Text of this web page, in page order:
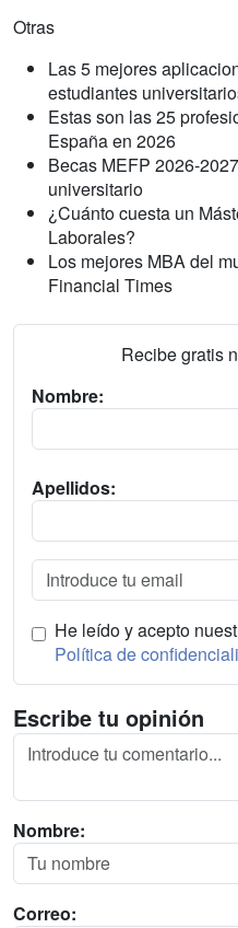
Otras
Las 5 mejores
estudiantes
Estas son las 25
España en 2026
Becas MEFP 2026-
universitario
¿Cuánto cuesta un
Laborales?
Los mejores MBA del
Financial Times
Recibe gratis
Nombre:
Apellidos:
He leído y acepto
Política de
Escribe tu opinión
Nombre:
Correo: